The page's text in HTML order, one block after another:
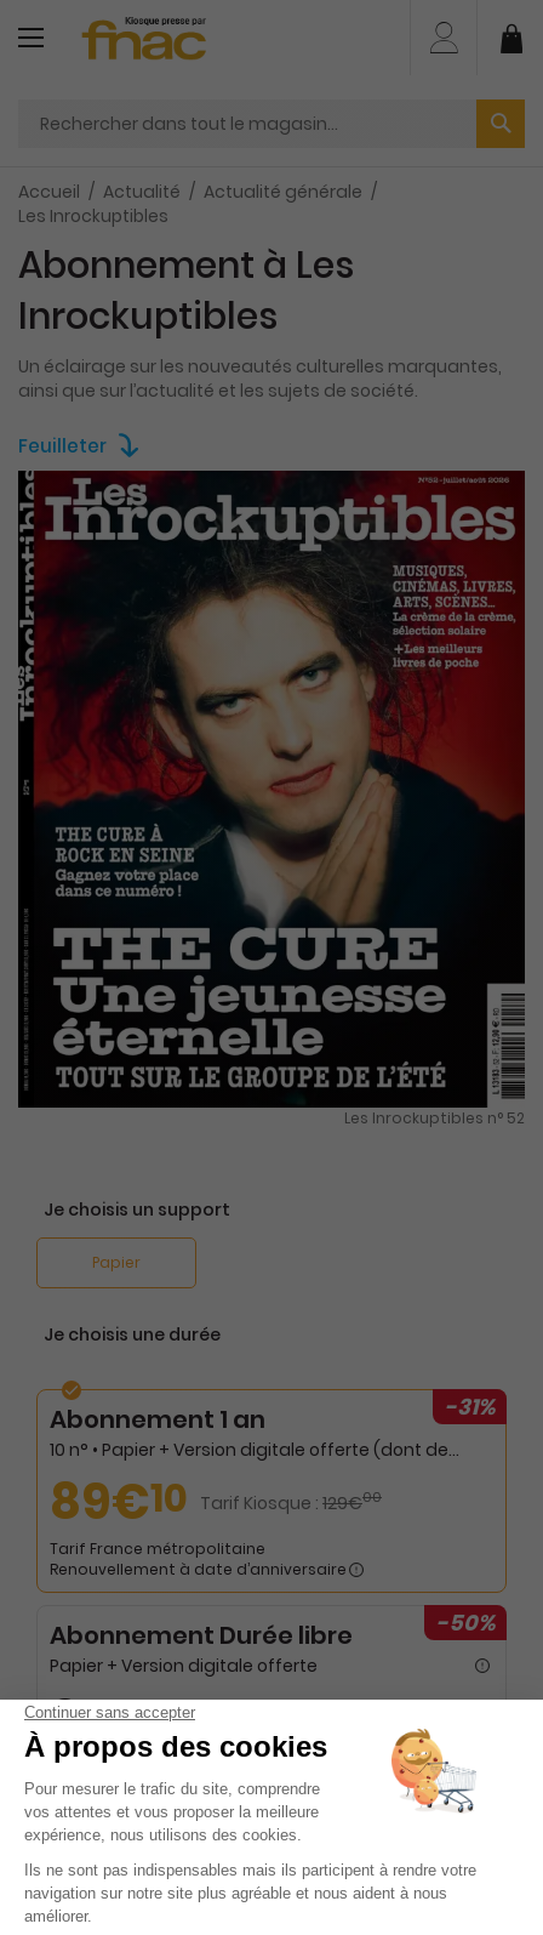
contenu
Accueil Actualité
Actualité générale
Les Inrockuptibles
Feuilleter
Les Inrockuptibles n° 52
Abonnement à Les
Inrockuptibles
Un éclairage sur les nouveautés culturelles marquantes,
ainsi que sur l’actualité et les sujets de société.
Je choisis un support
Papier
Je choisis une durée
-31%
Abonnement 1 an
10 n° • Papier + Version digitale offerte (dont deux numéros doubles) + audio
89€10 Tarif Kiosque : 129€00
Tarif France métropolitaine
Renouvellement à date d’anniversaire
-50%
Abonnement Durée libre
Papier + Version digitale offerte
6€45 Tarif Kiosque :
Prix par n° pendant 6 mois, puis 9,90 € par n°
Tarif France métropolitaine
Présentation du magazine Les
Inrockuptibles